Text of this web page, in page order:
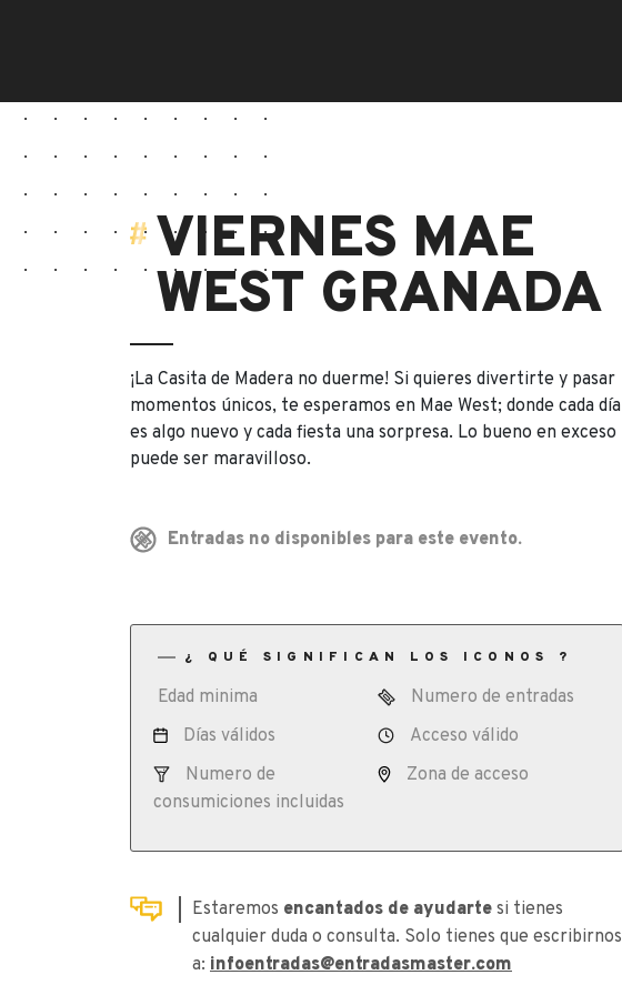
VIERNES MAE
WEST GRANADA
¡La Casita de Madera no duerme! Si quieres divertirte y pasar
momentos únicos, te esperamos en Mae West; donde cada día
es algo nuevo y cada fiesta una sorpresa. Lo bueno en exceso
puede ser maravilloso.
Entradas no disponibles para este evento.
¿ QUÉ SIGNIFICAN LOS ICONOS ?
Edad minima
Días válidos
Numero de
consumiciones incluidas
Numero de entradas
Acceso válido
Zona de acceso
Estaremos encantados de ayudarte si tienes
cualquier duda o consulta. Solo tienes que escribirnos
a: infoentradas@entradasmaster.com